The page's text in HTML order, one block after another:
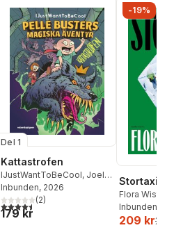
Del 1
Kattastrofen
IJustWantToBeCool, Joel
Adolphson,Emil Ejdemo
Beer,Victor Beer
Inbunden, 2026
4,5utav 5 stjärnor. Totalt antal röster:
(2)
179 kr
-19%
Stortaxi
Flora Wiström
Inbunden
209 kr259 kr